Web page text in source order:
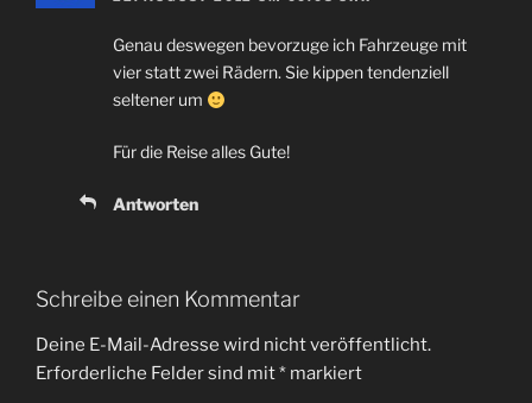
Genau deswegen bevorzuge ich Fahrzeuge mit
vier statt zwei Rädern. Sie kippen tendenziell
seltener um
Für die Reise alles Gute!
Antworten
Schreibe einen Kommentar
Deine E-Mail-Adresse wird nicht veröffentlicht.
Erforderliche Felder sind mit* markiert